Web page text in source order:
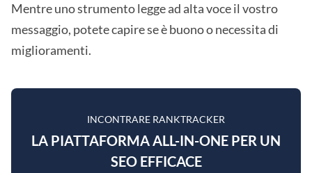
Mentre uno strumento legge ad alta voce il vostro
messaggio, potete capire se è buono o necessita di
miglioramenti.
INCONTRARE RANKTRACKER
LA PIATTAFORMA ALL-IN-ONE PER UN
SEO EFFICACE